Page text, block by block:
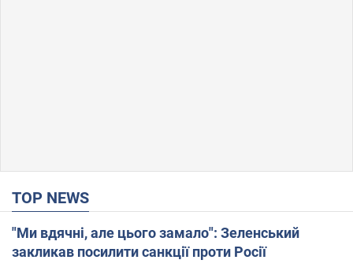
TOP NEWS
"Ми вдячні, але цього замало": Зеленський
закликав посилити санкції проти Росії